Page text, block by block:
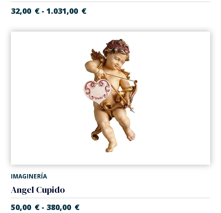
32,00 € - 1.031,00 €
IMAGINERÍA
Angel Cupido
50,00 € - 380,00 €